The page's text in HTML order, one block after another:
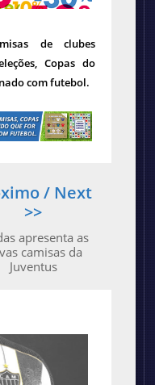
de clubes
Copas do
com futebol.
/ Next
>>
apresenta as
camisas da
Juventus